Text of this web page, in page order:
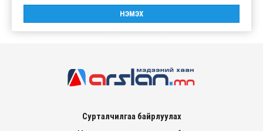
Сурталчилгаа байрлуулах